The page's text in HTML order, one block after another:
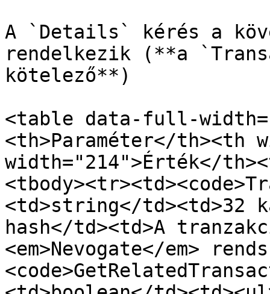
A `Details` kérés a
rendelkezik (**a
kötelező**)
<table data-full-
<th>Paraméter</th><th
width="214">Érték</
<td>string</td><td>32
hash</td><td>A
<em>Nevogate</em>